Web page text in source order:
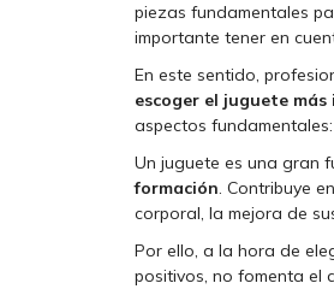
piezas fundamentales
importante tener en
En este sentido,
escoger el juguete más
aspectos
Un juguete es una gran
formación. Contribuye
corporal, la mejora de
Por ello, a la hora de
positivos, no fomenta el